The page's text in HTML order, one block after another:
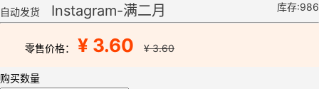
自动发货 Instagram-满二月 库存:986
零售价格： ¥ 3.60 ¥ 3.60
购买数量